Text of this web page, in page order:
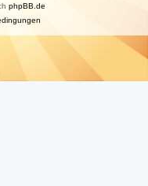
phpBB.de